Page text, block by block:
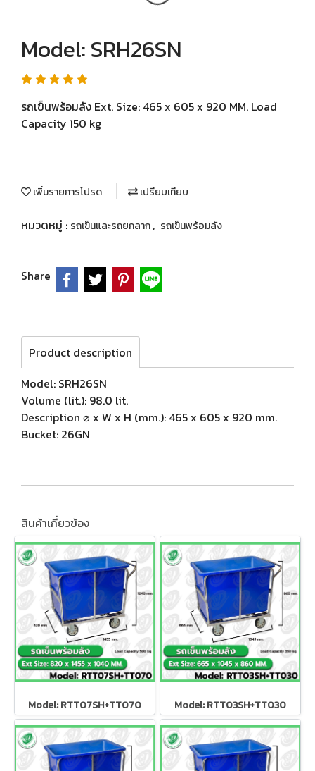
Model: SRH26SN
รถเข็นพร้อมลัง Ext. Size: 465 x 605 x 920 MM. Load
Capacity 150 kg
เพิ่มรายการโปรด เปรียบเทียบ
หมวดหมู่ : รถเข็นและรถยกลาก, รถเข็นพร้อมลัง
Share
Product description
Model: SRH26SN
Volume (lit.): 98.0 lit.
Description ⌀ x W x H (mm.): 465 x 605 x 920 mm.
Bucket: 26GN
สินค้าเกี่ยวข้อง
Model: RTT07SH+TT070 Model: RTT03SH+TT030